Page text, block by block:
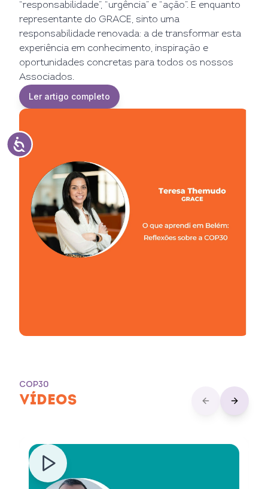
“responsabilidade”, “urgência” e “ação”. E enquanto
representante do GRACE, sinto uma
responsabilidade renovada: a de transformar esta
experiência em conhecimento, inspiração e
oportunidades concretas para todos os nossos
Associados.
Ler artigo completo
COP30
VÍDEOS Previous slide
Next